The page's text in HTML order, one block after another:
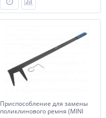
Приспособление для замены
поликлинового ремня (MINI